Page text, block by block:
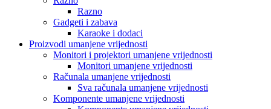
Razno
Gadgeti i zabava
Karaoke i dodaci
Proizvodi umanjene vrijednosti
Monitori i projektori umanjene vrijednosti
Monitori umanjene vrijednosti
Računala umanjene vrijednosti
Sva računala umanjene vrijednosti
Komponente umanjene vrijednosti